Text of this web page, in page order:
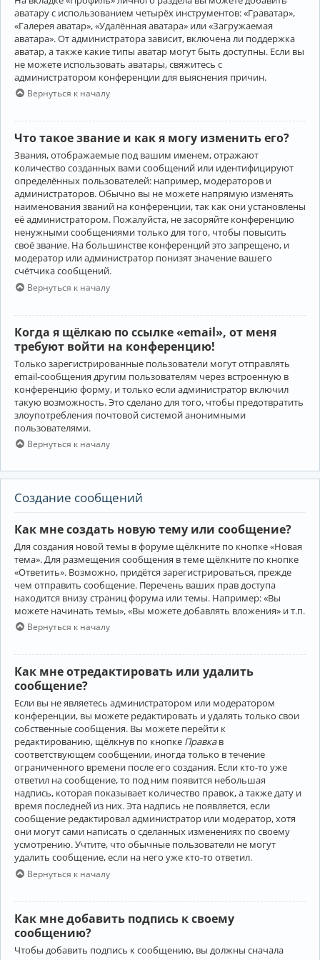
аватару с использованием четырёх инструментов: «Граватар»,
«Галерея аватар», «Удалённая аватара» или «Загружаемая
аватара». От администратора зависит, включена ли поддержка
аватар, а также какие типы аватар могут быть доступны. Если вы
не можете использовать аватары, свяжитесь с
администратором конференции для выяснения причин.
Вернуться к началу
Что такое звание и как я могу изменить его?
Звания, отображаемые под вашим именем, отражают
количество созданных вами сообщений или идентифицируют
определённых пользователей: например, модераторов и
администраторов. Обычно вы не можете напрямую изменять
наименования званий на конференции, так как они установлены
её администратором. Пожалуйста, не засоряйте конференцию
ненужными сообщениями только для того, чтобы повысить
своё звание. На большинстве конференций это запрещено, и
модератор или администратор понизят значение вашего
счётчика сообщений.
Вернуться к началу
Когда я щёлкаю по ссылке «email», от меня
требуют войти на конференцию!
Только зарегистрированные пользователи могут отправлять
email-сообщения другим пользователям через встроенную в
конференцию форму, и только если администратор включил
такую возможность. Это сделано для того, чтобы предотвратить
злоупотребления почтовой системой анонимными
пользователями.
Вернуться к началу
Создание сообщений
Как мне создать новую тему или сообщение?
Для создания новой темы в форуме щёлкните по кнопке «Новая
тема». Для размещения сообщения в теме щёлкните по кнопке
«Ответить». Возможно, придётся зарегистрироваться, прежде
чем отправить сообщение. Перечень ваших прав доступа
находится внизу страниц форума или темы. Например: «Вы
можете начинать темы», «Вы можете добавлять вложения» и т.п.
Вернуться к началу
Как мне отредактировать или удалить
сообщение?
Если вы не являетесь администратором или модератором
конференции, вы можете редактировать и удалять только свои
собственные сообщения. Вы можете перейти к
редактированию, щёлкнув по кнопке Правкав
соответствующем сообщении, иногда только в течение
ограниченного времени после его создания. Если кто-то уже
ответил на сообщение, то под ним появится небольшая
надпись, которая показывает количество правок, а также дату и
время последней из них. Эта надпись не появляется, если
сообщение редактировал администратор или модератор, хотя
они могут сами написать о сделанных изменениях по своему
усмотрению. Учтите, что обычные пользователи не могут
удалить сообщение, если на него уже кто-то ответил.
Вернуться к началу
Как мне добавить подпись к своему
сообщению?
Чтобы добавить подпись к сообщению, вы должны сначала